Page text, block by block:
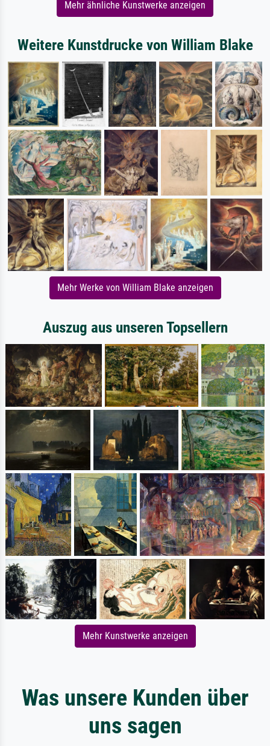
Mehr ähnliche Kunstwerke anzeigen
Weitere Kunstdrucke von William Blake
Mehr Werke von William Blake anzeigen
Auszug aus unseren Topsellern
Mehr Kunstwerke anzeigen
Was unsere Kunden über
uns sagen